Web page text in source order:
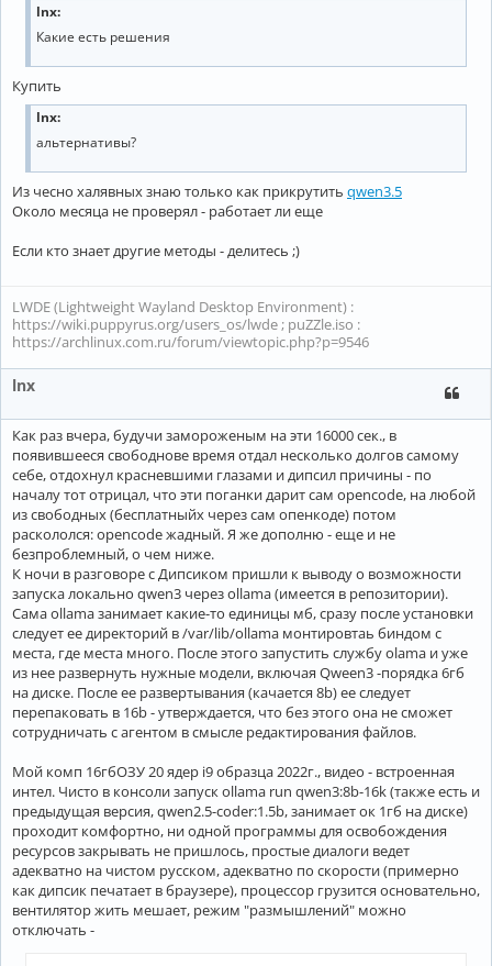
lnx:
Какие есть решения
Купить
lnx:
альтернативы?
Из чесно халявных знаю только как прикрутить qwen3.5
Около месяца не проверял - работает ли еще
Если кто знает другие методы - делитесь ;)
LWDE (Lightweight Wayland Desktop Environment) :
https://wiki.puppyrus.org/users_os/lwde ; puZZle.iso :
https://archlinux.com.ru/forum/viewtopic.php?p=9546
lnx
Как раз вчера, будучи замороженым на эти 16000 сек., в
появившееся свободнове время отдал несколько долгов самому
себе, отдохнул красневшими глазами и дипсил причины - по
началу тот отрицал, что эти поганки дарит сам opencode, на любой
из свободных (бесплатныйх через сам опенкоде) потом
раскололся: opencode жадный. Я же дополню - еще и не
безпроблемный, о чем ниже.
К ночи в разговоре с Дипсиком пришли к выводу о возможности
запуска локально qwen3 через ollama (имеется в репозитории).
Сама ollama занимает какие-то единицы мб, сразу после установки
следует ее директорий в /var/lib/ollama монтировтаь биндом с
места, где места много. После этого запустить службу olama и уже
из нее развернуть нужные модели, включая Qween3 -порядка 6гб
на диске. После ее развертывания (качается 8b) ее следует
перепаковать в 16b - утверждается, что без этого она не сможет
сотрудничать с агентом в смысле редактирования файлов.
Мой комп 16гбОЗУ 20 ядер i9 образца 2022г., видео - встроенная
интел. Чисто в консоли запуск ollama run qwen3:8b-16k (также есть и
предыдущая версия, qwen2.5-coder:1.5b, занимает ок 1гб на диске)
проходит комфортно, ни одной программы для освобождения
ресурсов закрывать не пришлось, простые диалоги ведет
адекватно на чистом русском, адекватно по скорости (примерно
как дипсик печатает в браузере), процессор грузится основательно,
вентилятор жить мешает, режим "размышлений" можно
отключать -